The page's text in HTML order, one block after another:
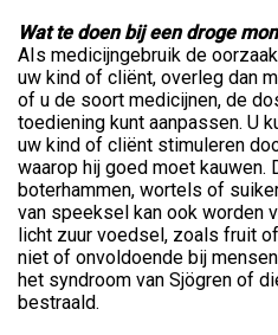
Wat te doen bij een droge
AIs medicijngebruik de
uw kind of cliënt, overleg dan
of u de soort medicijnen, de
toediening kunt aanpassen. U
uw kind of cliënt stimuleren
waarop hij goed moet kauwen.
boterhammen, wortels of
van speeksel kan ook worden
licht zuur voedsel, zoals fruit
niet of onvoldoende bij
het syndroom van Sjögren of
bestraald.